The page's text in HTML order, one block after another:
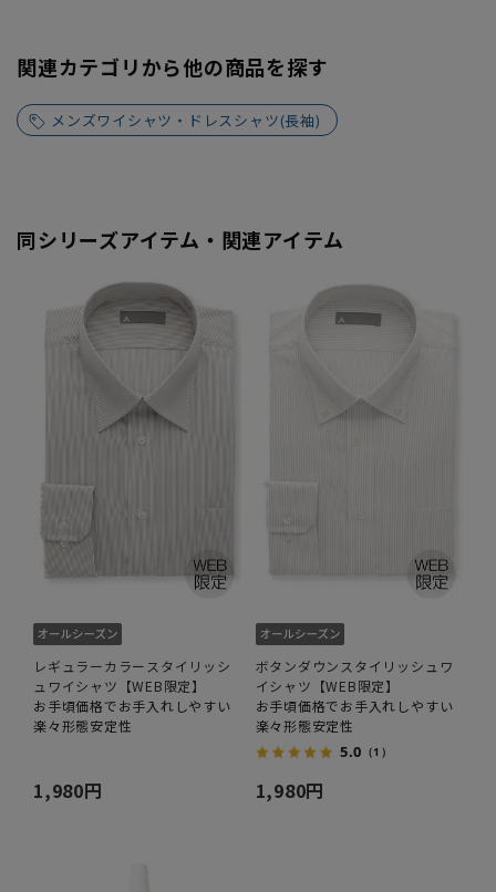
関連カテゴリから他の商品を探す
メンズワイシャツ・ドレスシャツ(長袖)
同シリーズアイテム・関連アイテム
レギュラーカラースタイリッシ
ュワイシャツ【WEB限定】
お手頃価格でお手入れしやすい
楽々形態安定性
1,980円
ボタンダウンスタイリッシュワ
イシャツ【WEB限定】
お手頃価格でお手入れしやすい
楽々形態安定性
5.0 （1）
1,980円